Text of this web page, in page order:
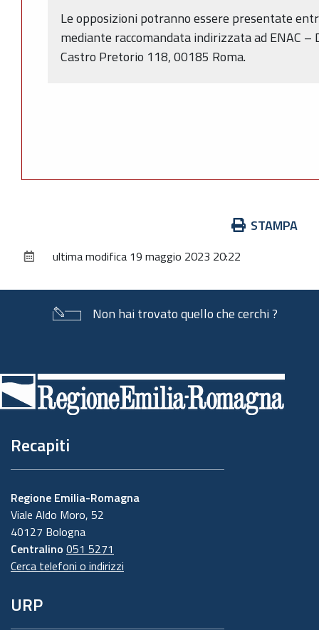
Le opposizioni potranno essere presentate
mediante raccomandata indirizzata ad ENAC
Castro Pretorio 118, 00185 Roma.
documento
STAMPA
ultima modifica 19 maggio 2023 20:22
Non hai trovato quello che cerchi ?
di
pagina
Recapiti
Regione Emilia-Romagna
Viale Aldo Moro, 52
40127 Bologna
Centralino 051 5271
Cerca telefoni o indirizzi
URP